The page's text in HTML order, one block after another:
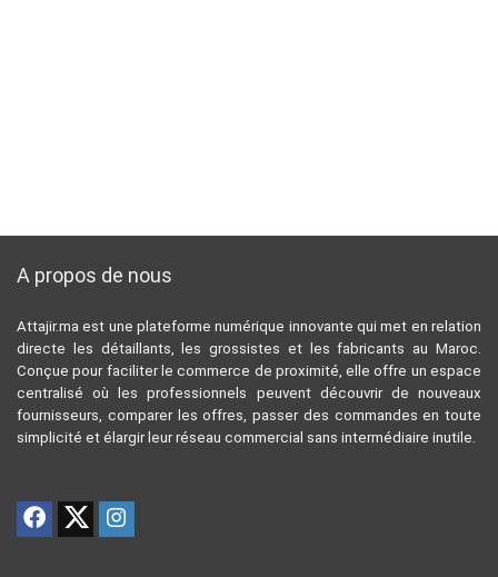
A propos de nous
Attajir.ma est une plateforme numérique innovante qui met en relation
directe les détaillants, les grossistes et les fabricants au Maroc.
Conçue pour faciliter le commerce de proximité, elle offre un espace
centralisé où les professionnels peuvent découvrir de nouveaux
fournisseurs, comparer les offres, passer des commandes en toute
simplicité et élargir leur réseau commercial sans intermédiaire inutile.